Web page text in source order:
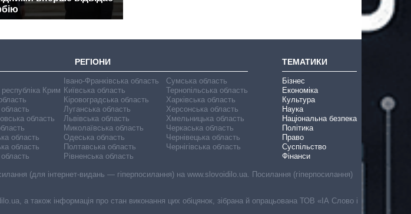
РЕГІОНИ
Крим
область
область
область
Івано-Франківська область
Київська область
Кіровоградська область
Луганська область
Львівська область
Миколаївська область
Одеська область
Полтавська область
Рівненська область
Сумська область
Тернопільська область
Харківська область
Херсонська область
Хмельницька область
Черкаська область
Чернівецька область
Чернігівська область
ТЕМАТИКИ
Бізнес
Економіка
Культура
Наука
Національна безпека
Політика
Право
Суспільство
Фінанси
(для інтернет-видань — гіперпосилання) на www.slovoidilo.ua. Посилання (гіперпосилання)
а також інформація про стан виконання цих обіцянок, зібрана й опрацьована ТОВ «ІА Слово і